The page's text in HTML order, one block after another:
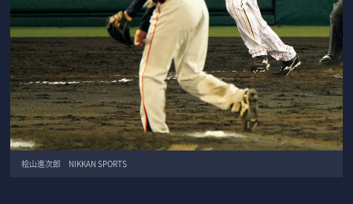
桧山進次郎 NIKKAN SPORTS